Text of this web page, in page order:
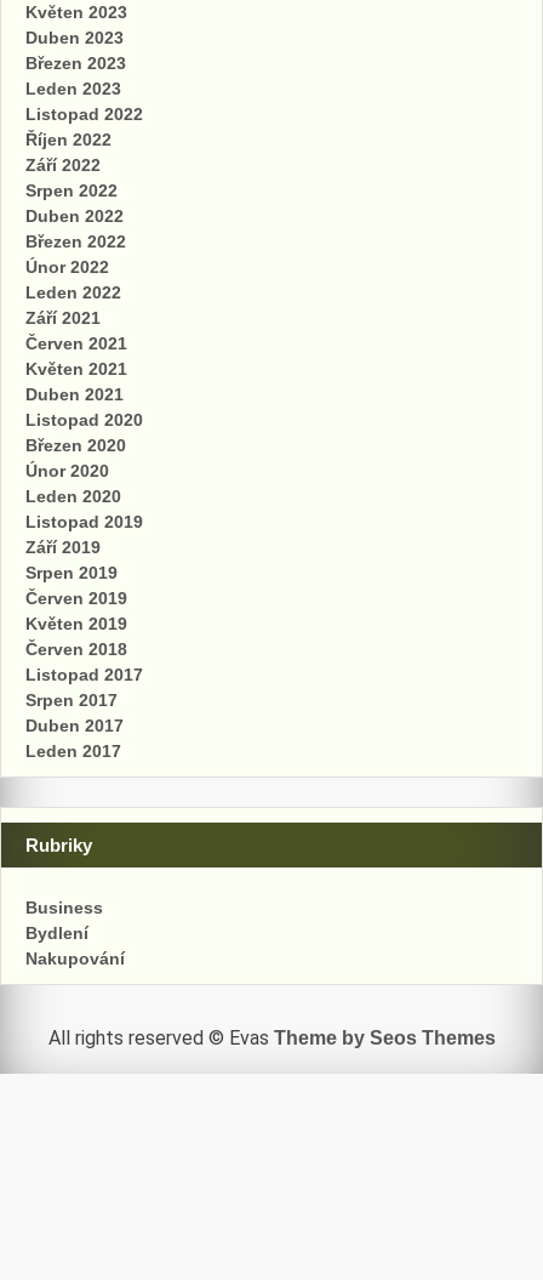
Květen 2023
Duben 2023
Březen 2023
Leden 2023
Listopad 2022
Říjen 2022
Září 2022
Srpen 2022
Duben 2022
Březen 2022
Únor 2022
Leden 2022
Září 2021
Červen 2021
Květen 2021
Duben 2021
Listopad 2020
Březen 2020
Únor 2020
Leden 2020
Listopad 2019
Září 2019
Srpen 2019
Červen 2019
Květen 2019
Červen 2018
Listopad 2017
Srpen 2017
Duben 2017
Leden 2017
Rubriky
Business
Bydlení
Nakupování
All rights reserved © Evas Theme by Seos Themes